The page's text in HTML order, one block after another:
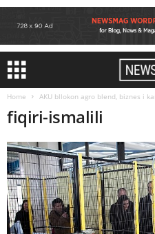
Home AKU bllokon agro blend, biznes i
fiqiri-ismalili